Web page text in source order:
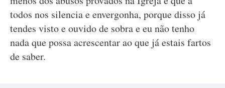
todos nos silencia e envergonha, porque disso já
tendes visto e ouvido de sobra e eu não tenho
nada que possa acrescentar ao que já estais fartos
de saber.